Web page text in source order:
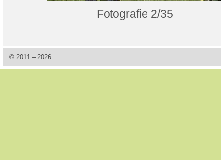
Fotografie 2/35
© 2011 – 2026